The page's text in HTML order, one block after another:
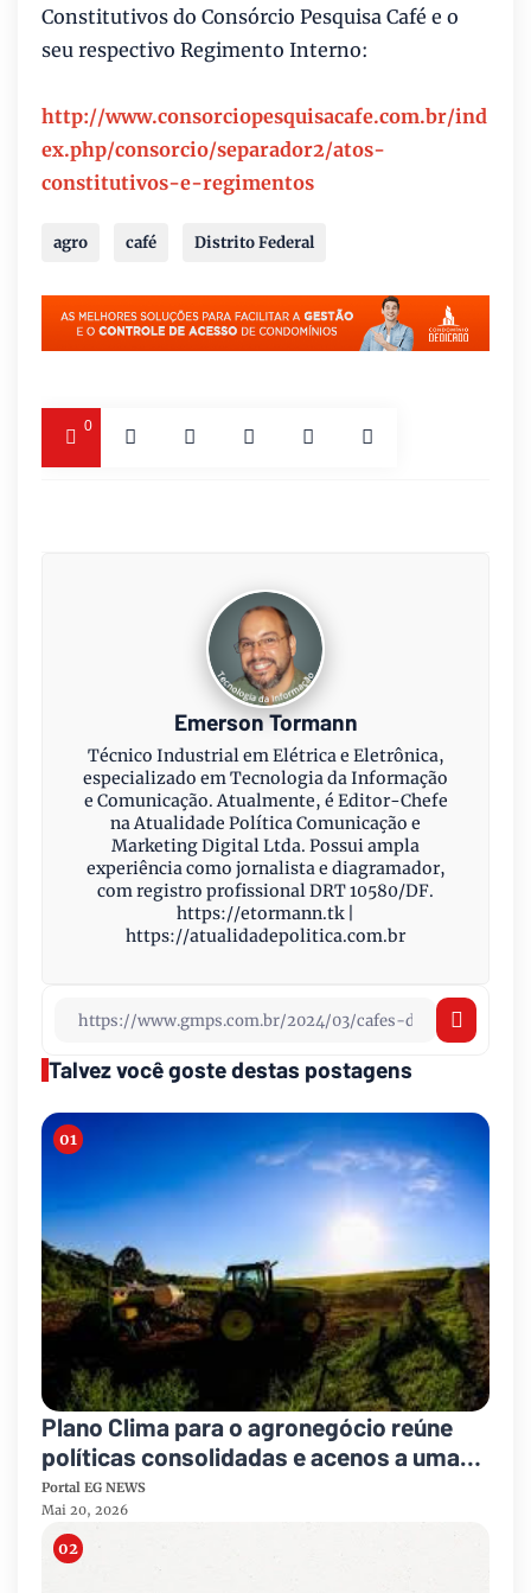
Constitutivos do Consórcio Pesquisa Café e o
seu respectivo Regimento Interno:
http://www.consorciopesquisacafe.com.br/ind
ex.php/consorcio/separador2/atos-
constitutivos-e-regimentos
agro café Distrito Federal
0
Emerson Tormann
Técnico Industrial em Elétrica e Eletrônica,
especializado em Tecnologia da Informação
e Comunicação. Atualmente, é Editor-Chefe
na Atualidade Política Comunicação e
Marketing Digital Ltda. Possui ampla
experiência como jornalista e diagramador,
com registro profissional DRT 10580/DF.
https://etormann.tk |
https://atualidadepolitica.com.br
Talvez você goste destas postagens
Plano Clima para o agronegócio reúne
políticas consolidadas e acenos a uma
transição climática mais inclusiva para o
setor
Portal EG NEWS
Mai 20, 2026